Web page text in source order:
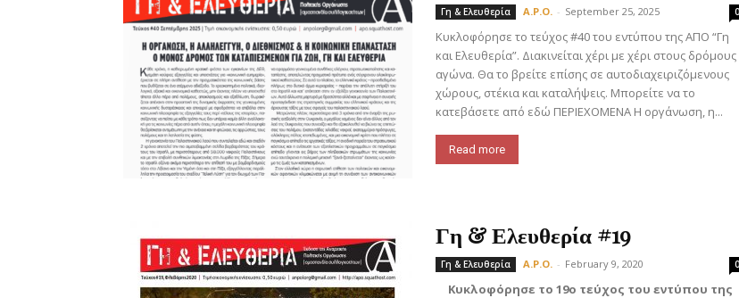
Γη & Ελευθερία A.P.O. - September 25, 2025 0
Κυκλοφόρησε το τεύχος #40 του εντύπου της ΑΠΟ “Γη
και Ελευθερία”. Διακινείται χέρι με χέρι στους δρόμους
αγώνα. Θα το βρείτε επίσης σε αυτοδιαχειριζόμενους
χώρους, στέκια και καταλήψεις. Μπορείτε να το
κατεβάσετε από εδώ ΠΕΡΙΕΧΟΜΕΝΑ Η οργάνωση, η...
Read more
Γη & Ελευθερία #19
Γη & Ελευθερία A.P.O. - February 9, 2020 0
Κυκλοφόρησε το 19ο τεύχος του εντύπου της